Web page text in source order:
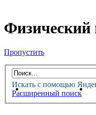
Физический
Пропустить
Искать с помощью
Расширенный поиск
НОВАЯ ТЕОРИЯ